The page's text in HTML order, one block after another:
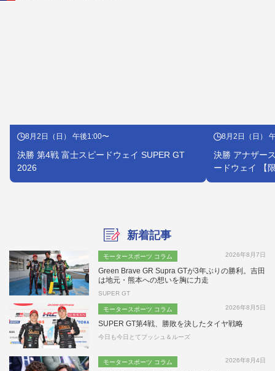
8月2日（日） 午後1:00〜
決勝 第4戦 富士スピードウェイ SUPER GT
2026
8月2日（日）
決勝 アナザー
ードウェイ 【
新着記事
モータースポーツ コラム 2026年8月7日
Green Brave GR Supra GTが3年ぶりの勝利。吉田
は地元・熊本への想いを胸に力走
SUPER GT
モータースポーツ コラム 2026年8月5日
SUPER GT第4戦、勝敗を決したタイヤ戦略
今日も今日とてプッシュ＆ルーズ
モータースポーツ コラム 2026年8月4日